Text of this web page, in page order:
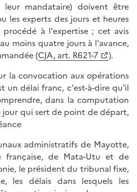
leur mandataire) doivent être
les experts des jours et heures
procédé à l'expertise ; cet avis
moins quatre jours à l'avance,
(CJA, art. R621-7
).
la convocation aux opérations
un délai franc, c'est-à-dire qu'il
dans la computation
jour qui sert de point de départ,
administratifs de Mayotte,
française, de Mata-Utu et de
le président du tribunal fixe,
les délais dans lesquels les